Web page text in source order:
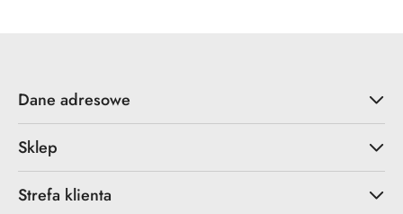
Dane adresowe
Sklep
Strefa klienta